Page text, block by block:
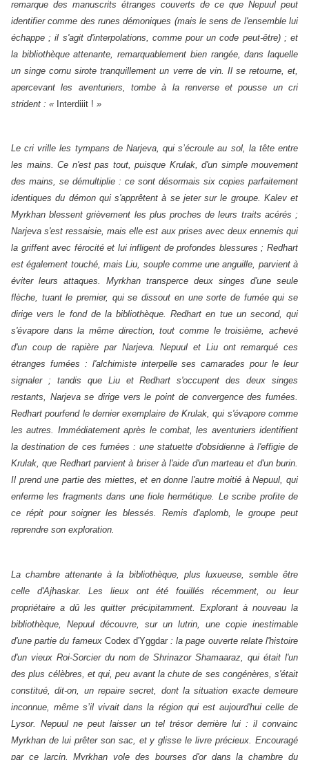
remarque des manuscrits étranges couverts de ce que Nepuul peut
identifier comme des runes démoniques (mais le sens de l'ensemble lui
échappe ; il s'agit d'interpolations, comme pour un code peut-être) ; et
la bibliothèque attenante, remarquablement bien rangée, dans laquelle
un singe cornu sirote tranquillement un verre de vin. Il se retourne, et,
apercevant les aventuriers, tombe à la renverse et pousse un cri
strident : « Interdiiit ! »
Le cri vrille les tympans de Narjeva, qui s’écroule au sol, la tête entre
les mains. Ce n'est pas tout, puisque Krulak, d'un simple mouvement
des mains, se démultiplie : ce sont désormais six copies parfaitement
identiques du démon qui s'apprêtent à se jeter sur le groupe. Kalev et
Myrkhan blessent grièvement les plus proches de leurs traits acérés ;
Narjeva s'est ressaisie, mais elle est aux prises avec deux ennemis qui
la griffent avec férocité et lui infligent de profondes blessures ; Redhart
est également touché, mais Liu, souple comme une anguille, parvient à
éviter leurs attaques. Myrkhan transperce deux singes d'une seule
flèche, tuant le premier, qui se dissout en une sorte de fumée qui se
dirige vers le fond de la bibliothèque. Redhart en tue un second, qui
s'évapore dans la même direction, tout comme le troisième, achevé
d'un coup de rapière par Narjeva. Nepuul et Liu ont remarqué ces
étranges fumées : l'alchimiste interpelle ses camarades pour le leur
signaler ; tandis que Liu et Redhart s'occupent des deux singes
restants, Narjeva se dirige vers le point de convergence des fumées.
Redhart pourfend le dernier exemplaire de Krulak, qui s'évapore comme
les autres. Immédiatement après le combat, les aventuriers identifient
la destination de ces fumées : une statuette d'obsidienne à l'effigie de
Krulak, que Redhart parvient à briser à l'aide d'un marteau et d'un burin.
Il prend une partie des miettes, et en donne l'autre moitié à Nepuul, qui
enferme les fragments dans une fiole hermétique. Le scribe profite de
ce répit pour soigner les blessés. Remis d'aplomb, le groupe peut
reprendre son exploration.
La chambre attenante à la bibliothèque, plus luxueuse, semble être
celle d'Ajhaskar. Les lieux ont été fouillés récemment, ou leur
propriétaire a dû les quitter précipitamment. Explorant à nouveau la
bibliothèque, Nepuul découvre, sur un lutrin, une copie inestimable
d'une partie du fameux Codex d'Yggdar: la page ouverte relate l'histoire
d'un vieux Roi-Sorcier du nom de Shrinazor Shamaaraz, qui était l'un
des plus célèbres, et qui, peu avant la chute de ses congénères, s'était
constitué, dit-on, un repaire secret, dont la situation exacte demeure
inconnue, même s’il vivait dans la région qui est aujourd'hui celle de
Lysor. Nepuul ne peut laisser un tel trésor derrière lui : il convainc
Myrkhan de lui prêter son sac, et y glisse le livre précieux. Encouragé
par ce larcin, Myrkhan vole des bourses d'or dans la chambre du